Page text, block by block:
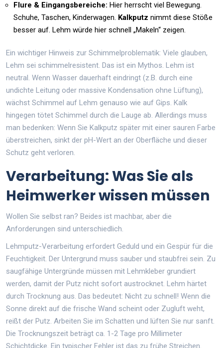
Flure & Eingangsbereiche: Hier herrscht viel Bewegung.
Schuhe, Taschen, Kinderwagen. Kalkputz nimmt diese Stöße
besser auf. Lehm würde hier schnell „Makeln“ zeigen.
Ein wichtiger Hinweis zur Schimmelproblematik: Viele glauben,
Lehm sei schimmelresistent. Das ist ein Mythos. Lehm ist
neutral. Wenn Wasser dauerhaft eindringt (z.B. durch eine
undichte Leitung oder massive Kondensation ohne Lüftung),
wächst Schimmel auf Lehm genauso wie auf Gips. Kalk
hingegen tötet Schimmel durch die Lauge ab. Allerdings muss
man bedenken: Wenn Sie Kalkputz später mit einer sauren Farbe
überstreichen, sinkt der pH-Wert an der Oberfläche und dieser
Schutz geht verloren.
Verarbeitung: Was Sie als
Heimwerker wissen müssen
Wollen Sie selbst ran? Beides ist machbar, aber die
Anforderungen sind unterschiedlich.
Lehmputz-Verarbeitung erfordert Geduld und ein Gespür für die
Feuchtigkeit. Der Untergrund muss sauber und staubfrei sein. Zu
saugfähige Untergründe müssen mit Lehmkleber grundiert
werden, damit der Putz nicht sofort austrocknet. Lehm härtet
durch Trocknung aus. Das bedeutet: Nicht zu schnell! Wenn die
Sonne direkt auf die frische Wand scheint oder Zugluft weht,
reißt der Putz. Arbeiten Sie im Schatten und lüften Sie nur sanft.
Die Trocknungszeit beträgt ca. 1-2 Tage pro Millimeter
Schichtdicke. Ein typischer Fehler ist das zu frühe Streichen.